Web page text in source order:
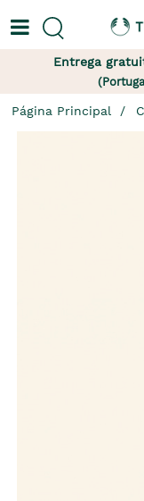
Entrega
Página Principal